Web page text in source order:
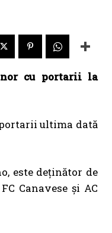
cu portarii la
ultima dată
este deținător de
Canavese și AC